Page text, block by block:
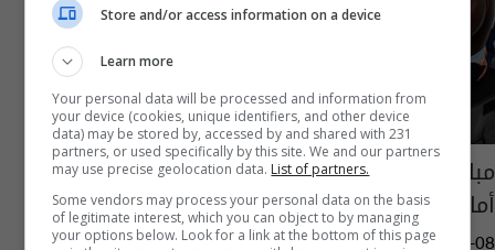
مبابي يظهر في تدريبات ريال مدريد.. هل يشارك
أمام أتلانتا؟
03:37 | 2024-08-08
Store and/or access information on a device
Learn more
Your personal data will be processed and information from
your device (cookies, unique identifiers, and other device
data) may be stored by, accessed by and shared with 231
partners, or used specifically by this site. We and our partners
may use precise geolocation data. List of partners.
Some vendors may process your personal data on the basis
of legitimate interest, which you can object to by managing
your options below. Look for a link at the bottom of this page